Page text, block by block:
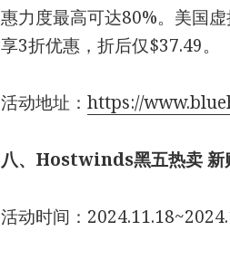
惠力度最高可达80%。美国
享3折优惠，折后仅$37.49。
活动地址：https://
八、Hostwinds黑五热卖 新
活动时间：